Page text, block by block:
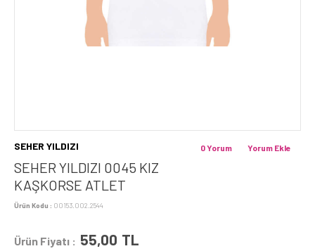
SEHER YILDIZI
SEHER YILDIZI 0045 KIZ
KAŞKORSE ATLET
Ürün Kodu : 00153.002.2544
Yorum Ekle
0 Yorum
Ürün Fiyatı : 55,00 TL